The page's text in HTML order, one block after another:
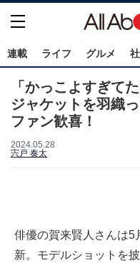
連載 ライフ グルメ
「かっこよすぎて
ジャケットを羽織
ファン歓喜！
2024.05.28
宍戸 奏太
俳優の賀来賢人さんは5
新。モデルショットを